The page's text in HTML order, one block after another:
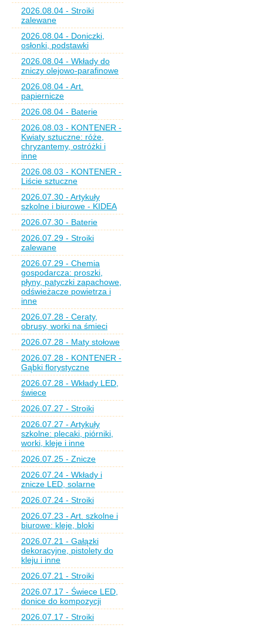
2026.08.04 - Stroiki
zalewane
2026.08.04 - Doniczki,
osłonki, podstawki
2026.08.04 - Wkłady do
zniczy olejowo-parafinowe
2026.08.04 - Art.
papiernicze
2026.08.04 - Baterie
2026.08.03 - KONTENER -
Kwiaty sztuczne: róże,
chryzantemy, ostróżki i
inne
2026.08.03 - KONTENER -
Liście sztuczne
2026.07.30 - Artykuły
szkolne i biurowe - KIDEA
2026.07.30 - Baterie
2026.07.29 - Stroiki
zalewane
2026.07.29 - Chemia
gospodarcza: proszki,
płyny, patyczki zapachowe,
odświeżacze powietrza i
inne
2026.07.28 - Ceraty,
obrusy, worki na śmieci
2026.07.28 - Maty stołowe
2026.07.28 - KONTENER -
Gąbki florystyczne
2026.07.28 - Wkłady LED,
świece
2026.07.27 - Stroiki
2026.07.27 - Artykuły
szkolne: plecaki, piórniki,
worki, kleje i inne
2026.07.25 - Znicze
2026.07.24 - Wkłady i
znicze LED, solarne
2026.07.24 - Stroiki
2026.07.23 - Art. szkolne i
biurowe: kleje, bloki
2026.07.21 - Gałązki
dekoracyjne, pistolety do
kleju i inne
2026.07.21 - Stroiki
2026.07.17 - Świece LED,
donice do kompozycji
2026.07.17 - Stroiki